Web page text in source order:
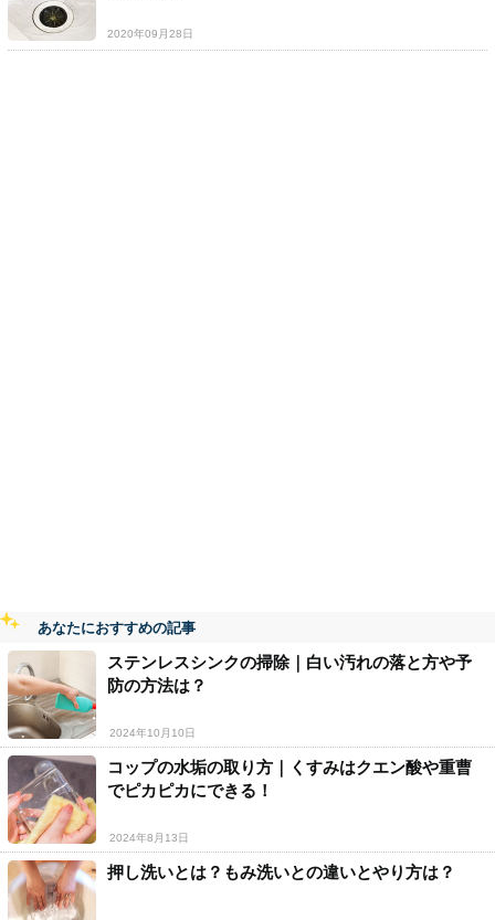
2020年09月28日
あなたにおすすめの記事
ステンレスシンクの掃除｜白い汚れの落と方や予
防の方法は？
2024年10月10日
コップの水垢の取り方｜くすみはクエン酸や重曹
でピカピカにできる！
2024年8月13日
押し洗いとは？もみ洗いとの違いとやり方は？